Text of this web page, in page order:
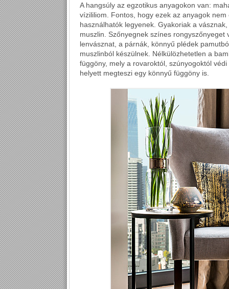
A hangsúly az egzotikus anyagokon van:
vízililiom. Fontos, hogy ezek az anyagok
használhatók legyenek. Gyakoriak a
muszlin. Szőnyegnek színes
lenvásznat, a párnák, könnyű plédek
muszlinból készülnek. Nélkülözhetetlen a
függöny, mely a rovaroktól, szúnyogoktól
helyett megteszi egy könnyű függöny is.